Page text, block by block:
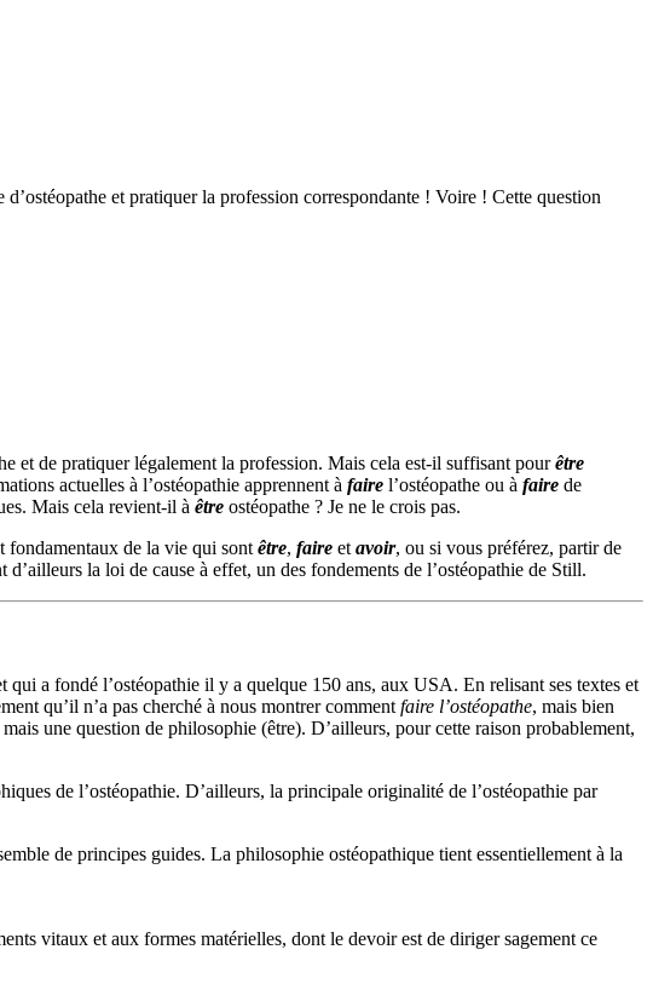
et pratiquer la profession correspondante ! Voire ! Cette question
et de pratiquer légalement la profession. Mais cela est-il suffisant pourêtre
actuelles à l’ostéopathie apprennent à faire l’ostéopathe ou à faire de
Mais cela revient-il à être ostéopathe ? Je ne le crois pas.
fondamentaux de la vie qui sont être, faire et avoir, ou si vous préférez, partir de
la loi de cause à effet, un des fondements de l’ostéopathie de Still.
a fondé l’ostéopathie il y a quelque 150 ans, aux USA. En relisant ses textes et
qu’il n’a pas cherché à nous montrer comment faire l’ostéopathe, mais bien
une question de philosophie (être). D’ailleurs, pour cette raison probablement,
de l’ostéopathie. D’ailleurs, la principale originalité de l’ostéopathie par
de principes guides. La philosophie ostéopathique tient essentiellement à la
vitaux et aux formes matérielles, dont le devoir est de diriger sagement ce